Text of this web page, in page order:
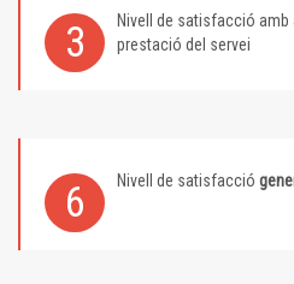
3 Nivell de satisfacció amb
prestació del servei
6 Nivell de satisfacció